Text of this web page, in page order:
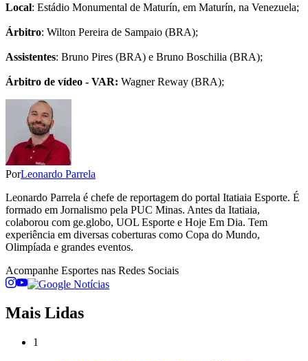
Local: Estádio Monumental de Maturín, em Maturín, na Venezuela;
Árbitro: Wilton Pereira de Sampaio (BRA);
Assistentes: Bruno Pires (BRA) e Bruno Boschilia (BRA);
Árbitro de vídeo - VAR: Wagner Reway (BRA);
PorLeonardo Parrela
Leonardo Parrela é chefe de reportagem do portal Itatiaia Esporte. É
formado em Jornalismo pela PUC Minas. Antes da Itatiaia,
colaborou com ge.globo, UOL Esporte e Hoje Em Dia. Tem
experiência em diversas coberturas como Copa do Mundo,
Olimpíada e grandes eventos.
Acompanhe Esportes nas Redes Sociais
Mais Lidas
1